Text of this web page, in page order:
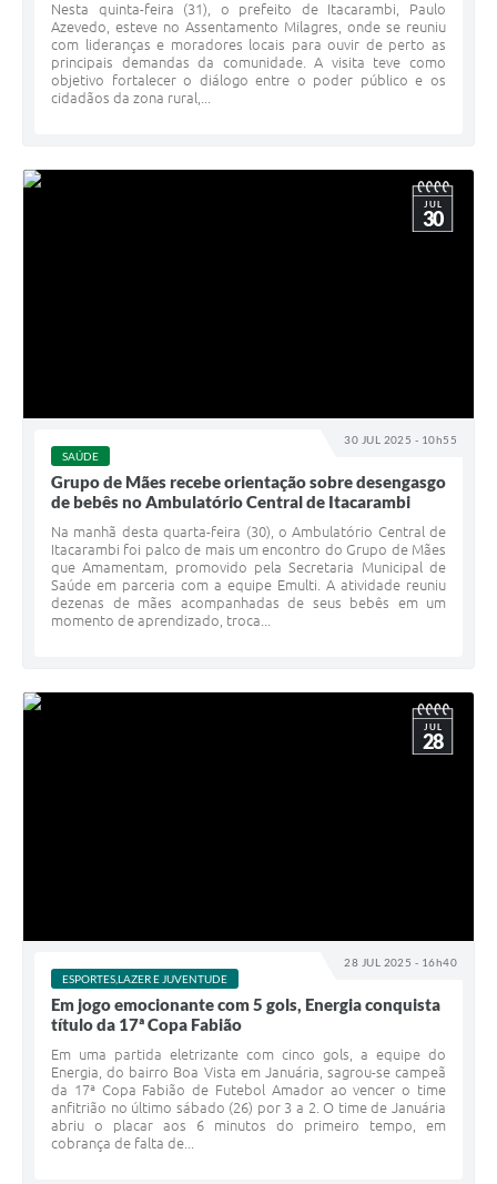
Nesta quinta-feira (31), o prefeito de Itacarambi, Paulo
Azevedo, esteve no Assentamento Milagres, onde se reuniu
com lideranças e moradores locais para ouvir de perto as
principais demandas da comunidade. A visita teve como
objetivo fortalecer o diálogo entre o poder público e os
cidadãos da zona rural,...
30 JUL 2025 - 10h55
JUL
30
SAÚDE
Grupo de Mães recebe orientação sobre desengasgo
de bebês no Ambulatório Central de Itacarambi
Na manhã desta quarta-feira (30), o Ambulatório Central de
Itacarambi foi palco de mais um encontro do Grupo de Mães
que Amamentam, promovido pela Secretaria Municipal de
Saúde em parceria com a equipe Emulti. A atividade reuniu
dezenas de mães acompanhadas de seus bebês em um
momento de aprendizado, troca...
28 JUL 2025 - 16h40
JUL
28
ESPORTES,LAZER E JUVENTUDE
Em jogo emocionante com 5 gols, Energia conquista
título da 17ª Copa Fabião
Em uma partida eletrizante com cinco gols, a equipe do
Energia, do bairro Boa Vista em Januária, sagrou-se campeã
da 17ª Copa Fabião de Futebol Amador ao vencer o time
anfitrião no último sábado (26) por 3 a 2. O time de Januária
abriu o placar aos 6 minutos do primeiro tempo, em
cobrança de falta de...